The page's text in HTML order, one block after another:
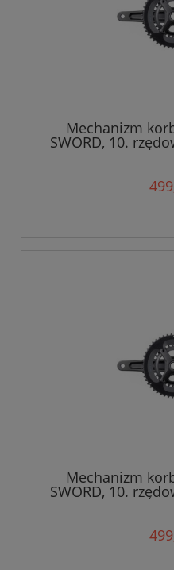
Mechanizm
SWORD, 10.
31T, Ramię
Mechanizm
SWORD, 10.
31T, Ramię